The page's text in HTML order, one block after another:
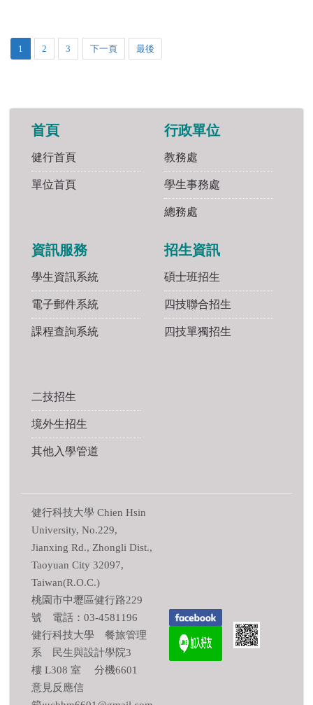
1 2 3 下一頁 最後
首頁
健行首頁
單位首頁
行政單位
教務處
學生事務處
總務處
資訊服務
學生資訊系統
電子郵件系統
課程查詢系統
招生資訊
碩士班招生
四技聯合招生
四技單獨招生
二技招生
境外生招生
其他入學管道
健行科技大學 Chien Hsin
University, No.229,
Jianxing Rd., Zhongli Dist.,
Taoyuan City 32097,
Taiwan(R.O.C.)
桃園市中壢區健行路229
號 電話：03-4581196
健行科技大學 餐旅管理
系 民生與設計學院3
樓 L308 室 分機6601
意見反應信